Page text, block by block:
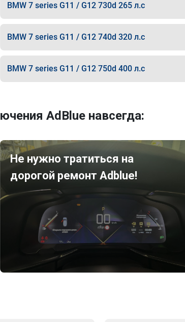
BMW 7 series G11 / G12 730d 265 л.с
BMW 7 series G11 / G12 740d 320 л.с
BMW 7 series G11 / G12 750d 400 л.с
AdBlue навсегда:
Не нужно тратиться на
дорогой ремонт Adblue!